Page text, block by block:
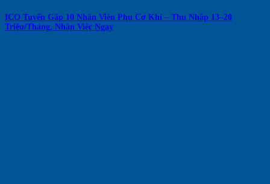
ICO Tuyển Gấp 10 Nhân Viên Phụ Cơ Khí – Thu Nhập 13–20
Triệu/Tháng, Nhận Việc Ngay